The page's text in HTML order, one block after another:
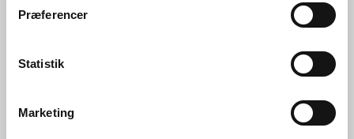
Præferencer
Statistik
Marketing
Grå Plast